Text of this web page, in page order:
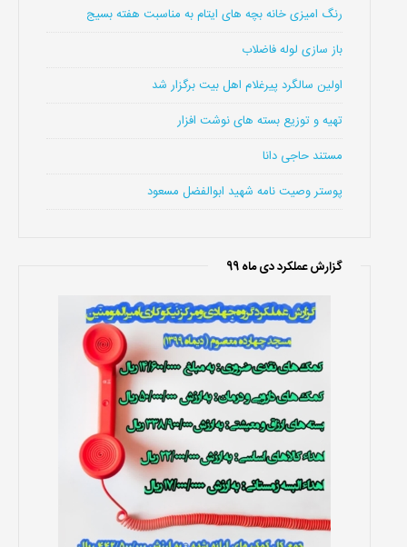
رنگ امیزی خانه بچه های ایتام به مناسبت هفته بسیج
باز سازی لوله فاضلاب
اولین سالگرد پیرغلام اهل بیت برگزار شد
تهیه و توزیع بسته های نوشت افزار
مستند حاجی دانا
پوستر وصیت نامه شهید ابوالفضل مسعود
گزارش عملکرد دی ماه 99